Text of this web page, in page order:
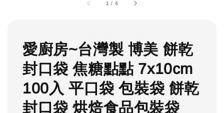
1 / 4
愛廚房~台灣製 博美 餅乾
封口袋 焦糖點點 7x10cm
100入 平口袋 包裝袋 餅乾
封口袋 烘焙食品包裝袋